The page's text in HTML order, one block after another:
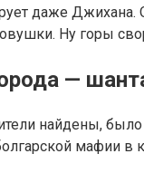
даже Джихана.
Ну горы
—
найдены,
мафии